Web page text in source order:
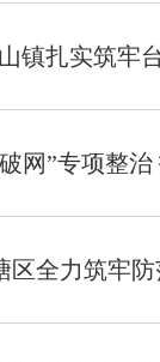
镇扎实筑牢
网”专项整
区全力筑牢